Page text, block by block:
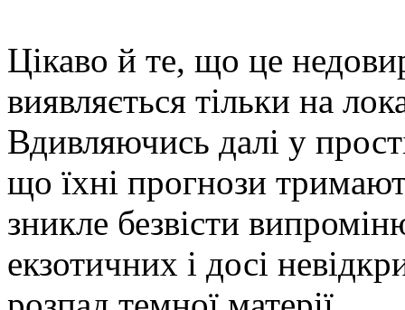
Цікаво й те, що це
виявляється тільки на
Вдивляючись далі у
що їхні прогнози
зникле безвісти
екзотичних і досі